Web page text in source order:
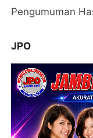
Pengumuman
JPO